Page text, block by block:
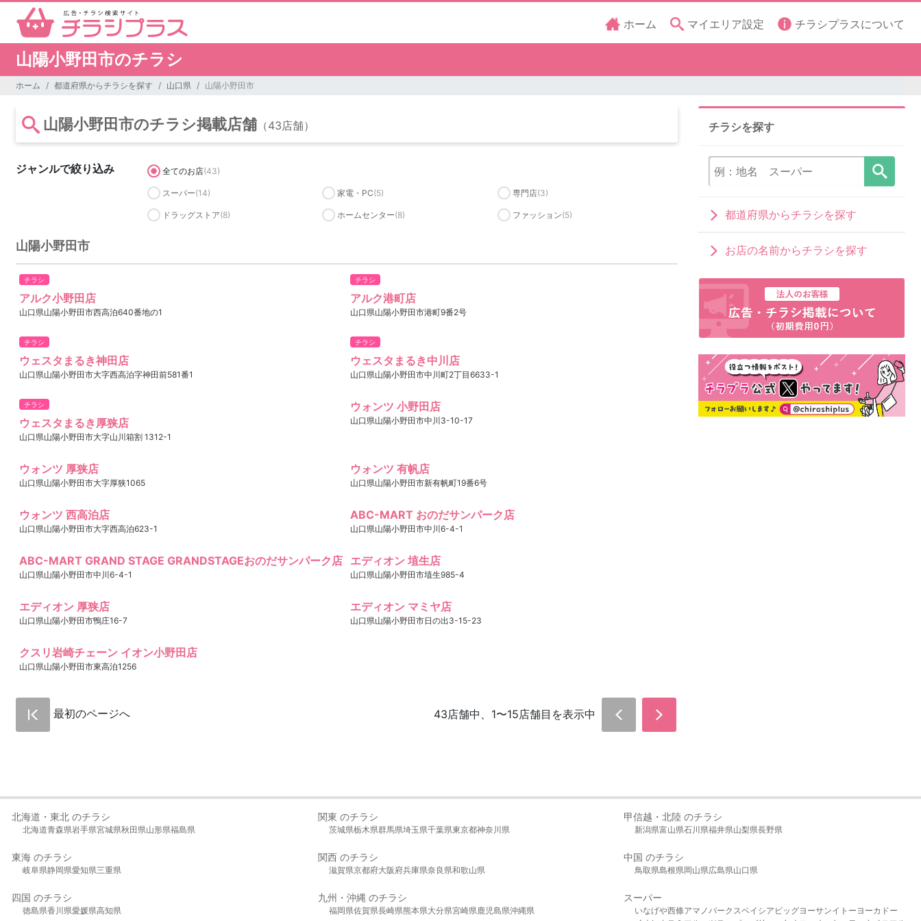
ホーム マイエリア設定 チラシプラスについて
山陽小野田市のチラシ
ホーム 都道府県からチラシを探す 山口県 山陽小野田市
山陽小野田市のチラシ掲載店舗 （43店舗）
ジャンルで絞り込み 全てのお店(43)
スーパー(14) 家電・PC(5) 専門店(3)
ドラッグストア(8) ホームセンター(8) ファッション(5)
山陽小野田市
チラシ
アルク小野田店
山口県山陽小野田市西高泊640番地の1
チラシ
アルク港町店
山口県山陽小野田市港町9番2号
チラシ
ウェスタまるき神田店
山口県山陽小野田市大字西高泊字神田前581番1
チラシ
ウェスタまるき中川店
山口県山陽小野田市中川町2丁目6633-1
チラシ
ウェスタまるき厚狭店
山口県山陽小野田市大字山川箱割 1312-1
ウォンツ 小野田店
山口県山陽小野田市中川3-10-17
ウォンツ 厚狭店
山口県山陽小野田市大字厚狭1065
ウォンツ 有帆店
山口県山陽小野田市新有帆町19番6号
ウォンツ 西高泊店
山口県山陽小野田市大字西高泊623-1
ABC-MART おのだサンパーク店
山口県山陽小野田市中川6-4-1
ABC-MART GRAND STAGE GRANDSTAGEおのだサンパーク店
山口県山陽小野田市中川6-4-1
エディオン 埴生店
山口県山陽小野田市埴生985-4
エディオン 厚狭店
山口県山陽小野田市鴨庄16-7
エディオン マミヤ店
山口県山陽小野田市日の出3-15-23
クスリ岩崎チェーン イオン小野田店
山口県山陽小野田市東高泊1256
最初のページへ 43店舗中、1〜15店舗目を表示中
チラシを探す
都道府県からチラシを探す
お店の名前からチラシを探す
北海道・東北 のチラシ
北海道青森県岩手県宮城県秋田県山形県福島県
関東 のチラシ
茨城県栃木県群馬県埼玉県千葉県東京都神奈川県
甲信越・北陸 のチラシ
新潟県富山県石川県福井県山梨県長野県
東海 のチラシ
岐阜県静岡県愛知県三重県
関西 のチラシ
滋賀県京都府大阪府兵庫県奈良県和歌山県
中国 のチラシ
鳥取県島根県岡山県広島県山口県
四国 のチラシ
徳島県香川県愛媛県高知県
九州・沖縄 のチラシ
福岡県佐賀県長崎県熊本県大分県宮崎県鹿児島県沖縄県
スーパー
いなげや西條アマノパークスベイシア ビッグヨーサンイトーヨーカドー